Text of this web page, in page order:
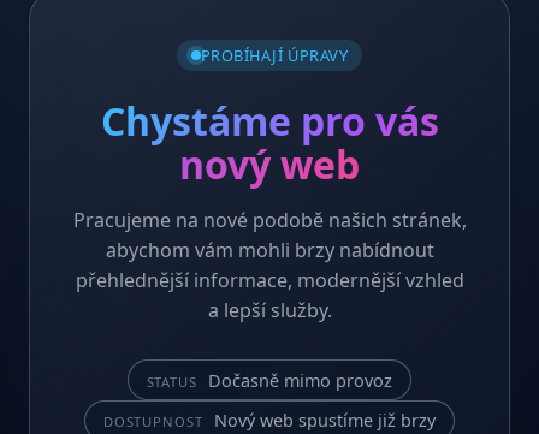
PROBÍHAJÍ ÚPRAVY
Chystáme pro vás
nový web
Pracujeme na nové podobě našich stránek,
abychom vám mohli brzy nabídnout
přehlednější informace, modernější vzhled
a lepší služby.
STATUS Dočasně mimo provoz
DOSTUPNOST Nový web spustíme již brzy